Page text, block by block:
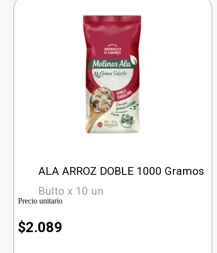
ALA ARROZ DOBLE 1000 Gramos
Bulto x 10 un
Precio unitario
$2.089